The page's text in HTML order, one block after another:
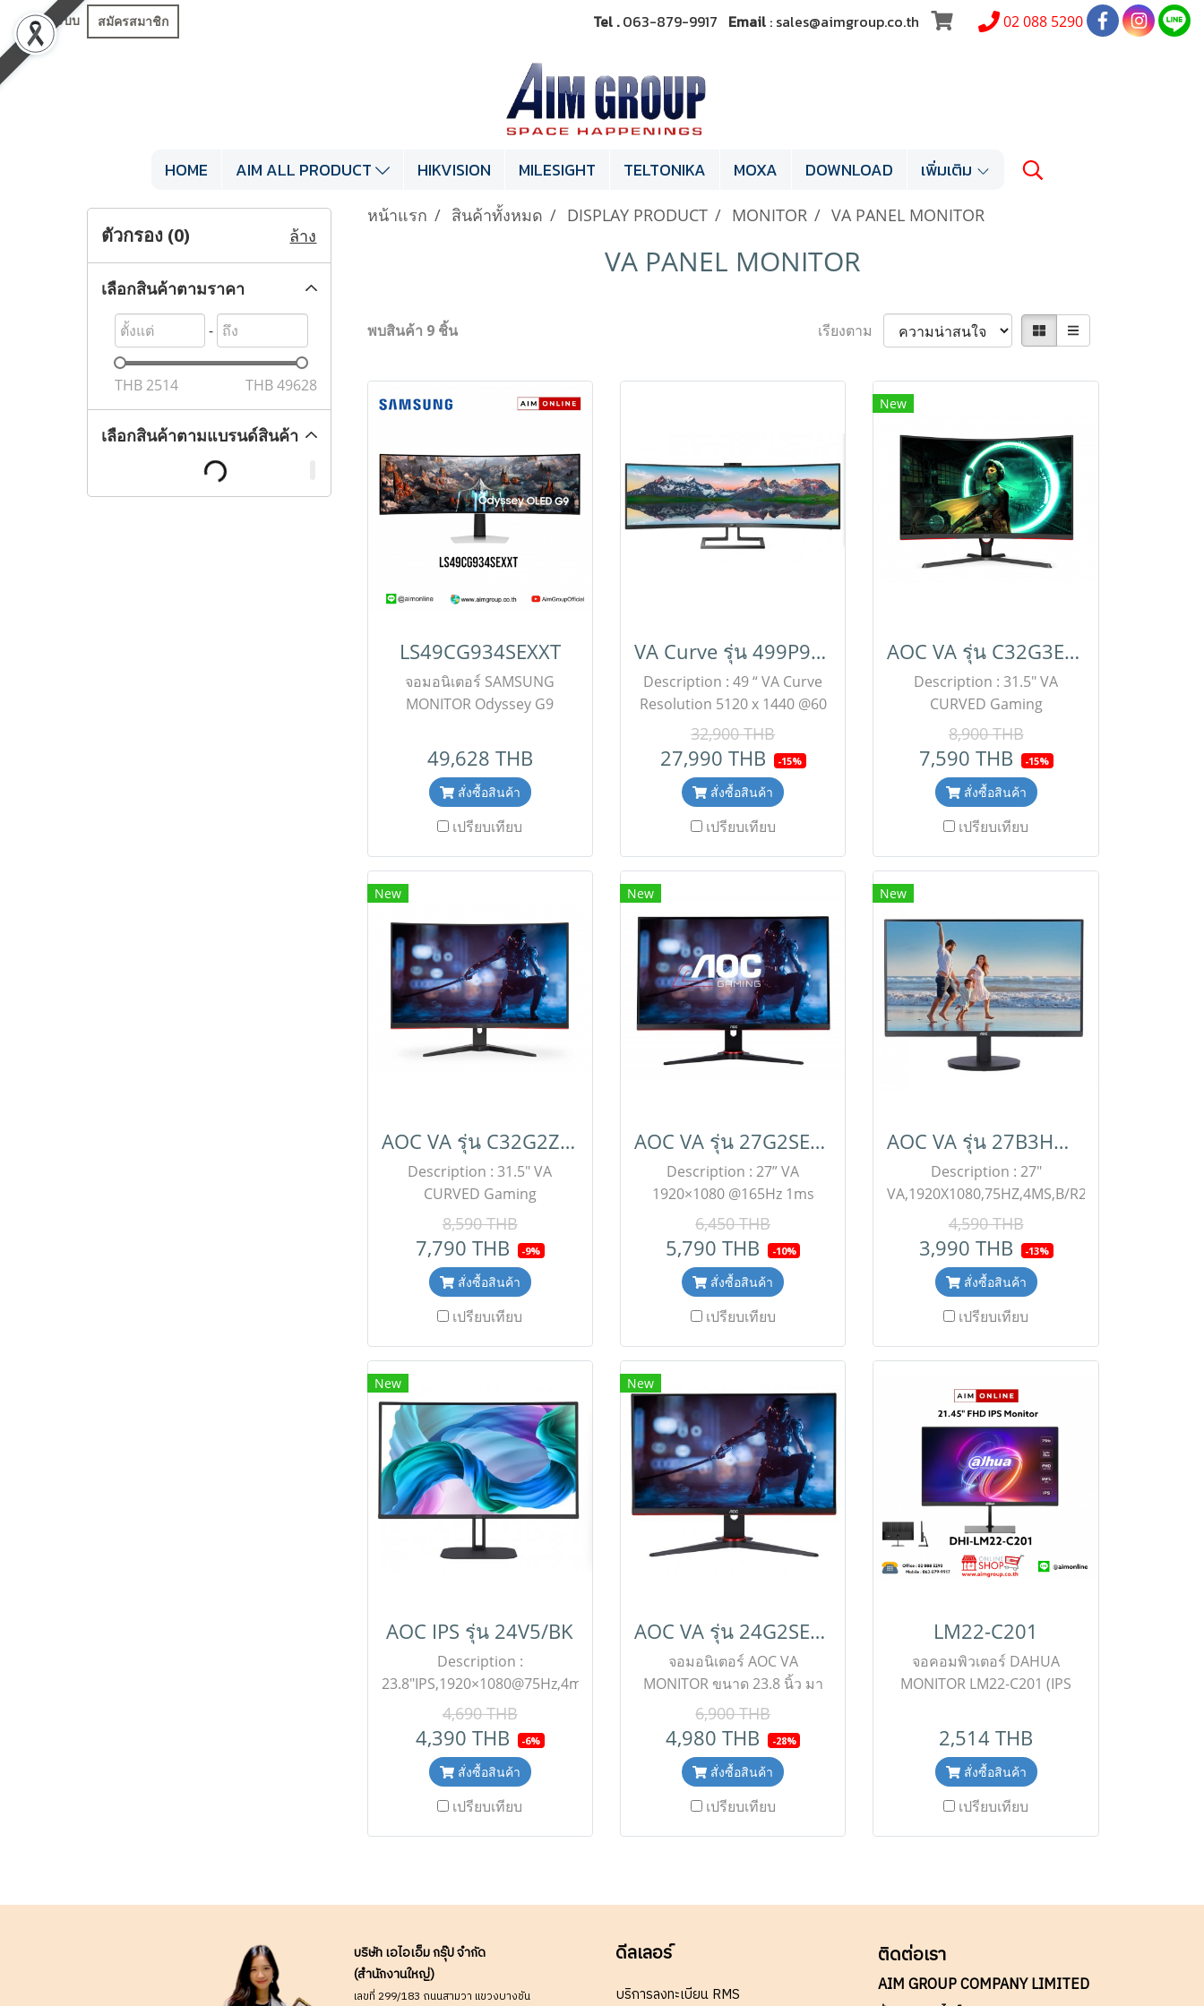
เข้าสู่ระบบ สมัครสมาชิก Tel .063-879-9917 Email : sales@aimgroup.co.th 02 088 5290
HOME AIM ALL PRODUCT HIKVISION MILESIGHT TELTONIKA MOXA DOWNLOAD เพิ่มเติม
หน้าแรก สินค้าทั้งหมด DISPLAY PRODUCT MONITOR VA PANEL MONITOR
VA PANEL MONITOR
พบสินค้า 9 ชิ้น เรียงตาม
LS49CG934SEXXT
จอมอนิเตอร์ SAMSUNG
MONITOR Odyssey G9
LS49CG934SEXXT (OLED
240Hz) ขอราคาพิเศษสำหรับ
งานโครงการติดต่อฝ่ายขาย (
สินค้ายังไม่รวมภาษีมูลค่า
เพิ่ม,ค่าขนส่ง ,ราคาอาจมีการ
เปลี่ยนแปลงได้ โดยไม่แจ้งให้
ทราบล่วงหน้า) เช็คสต๊อกสินค้า
ก่อนสั่งซื้อ หรือสอบถามข้อมูล
เพิ่มเติมติดต่อฝ่ายขาย Line ID :
@aimonline ฝ่ายขายออนไลน์ :
063-879-9917 , ฝ่ายขาย
โครงการ : 098-159-0978
#W04S86Y28-D20230731
49,628 THB
สั่งซื้อสินค้า
เปรียบเทียบ
VA Curve รุ่น 499P9H1/67
Description : 49 “ VA Curve
Resolution 5120 x 1440 @60
Hz 5 ms. Brightness 450
cd/m2 contrast 3000:1
Display port HDMIx2 , USB C
upstream Adaptive Sync ,
Build-in speaker , Web-cam
2.0 pixel , Full HD Camera
LED indictor , Window Hello
Multi-view 2 devices VESA
mouse โปรโมชั่นราคาพิเศษนี้
เฉพาะสั่งซื้อออนไลน์เท่านั้น (
สินค้ายังไม่รวมภาษีมูลค่า
เพิ่ม,ค่าขนส่ง ,ราคาอาจมีการ
เปลี่ยนแปลงได้ โดยไม่แจ้งให้
ทราบล่วงหน้า) เช็คสต๊อกสินค้า
ก่อนสั่งซื้อ Line ID :
@aimonline ฝ่ายขายออนไลน์ :
32,900 THB
27,990 THB -15%
สั่งซื้อสินค้า
เปรียบเทียบ
New
AOC VA รุ่น C32G3E/67
Description : 31.5" VA
CURVED Gaming
monitor,165Hz,FHD
1920X1080,1MS,B/R250,Adaptive
Sync,HDMI, DP, Adjustable
stand โปรโมชั่นราคาพิเศษนี้
เฉพาะสั่งซื้อออนไลน์เท่านั้น (
สินค้ายังไม่รวมภาษีมูลค่า
เพิ่ม,ค่าขนส่ง ,ราคาอาจมีการ
เปลี่ยนแปลงได้ โดยไม่แจ้งให้
ทราบล่วงหน้า) เช็คสต๊อกสินค้า
ก่อนสั่งซื้อ Line ID :
@aimonline ฝ่ายขายออนไลน์ :
063-879-9917 , ฝ่ายขาย
โครงการ : 098-159-0978 #
โปรโมชั่นจัดส่งฟรีทั่วประเทศ
8,900 THB
7,590 THB -15%
สั่งซื้อสินค้า
เปรียบเทียบ
New
AOC VA รุ่น C32G2ZE/67
Description : 31.5" VA
CURVED Gaming
monitor,0.5ms,1920x1080
@240Hz,300
cd/m²,DisplayPort1.2,
HDMI2.0, Adaptive Sync Anti-
tearing Technology, HDR
Mode Visual Enhancement
Model : A1-C32G2ZE/67 โปร
โมชั่นราคาพิเศษนี้เฉพาะสั่งซื้อ
ออนไลน์เท่านั้น ( สินค้ายังไม่
รวมภาษีมูลค่าเพิ่ม,ค่าขนส่ง
,ราคาอาจมีการเปลี่ยนแปลงได้
โดยไม่แจ้งให้ทราบล่วงหน้า)
เช็คสต๊อกสินค้าก่อนสั่งซื้อ Line
ID : @aimonline ฝ่ายขาย
ขายโครงการ : 098-159-0978
8,590 THB
7,790 THB -9%
สั่งซื้อสินค้า
เปรียบเทียบ
New
AOC VA รุ่น 27G2SE/67
Description : 27” VA
1920×1080 @165Hz 1ms
350cd/m² VGA×1 / HDMI1.4×
2 / DisplayPort1.2×1 ,
Adaptive Sync, normal stand
,Black & Red โปรโมชั่นราคา
พิเศษนี้เฉพาะสั่งซื้อออนไลน์
เท่านั้น ( สินค้ายังไม่รวมภาษี
มูลค่าเพิ่ม,ค่าขนส่ง ,ราคาอาจมี
การเปลี่ยนแปลงได้ โดยไม่แจ้ง
ให้ทราบล่วงหน้า) เช็คสต๊อก
สินค้าก่อนสั่งซื้อ Line ID :
@aimonline ฝ่ายขายออนไลน์ :
063-879-9917 , ฝ่ายขาย
โครงการ : 098-159-0978 #
โปรโมชั่นจัดส่งฟรีทั่วประเทศ
6,450 THB
5,790 THB -10%
สั่งซื้อสินค้า
เปรียบเทียบ
New
AOC VA รุ่น 27B3HM/67
Description : 27"
VA,1920X1080,75HZ,4MS,B/R250,Adaptive
Sync,Wall-Mount100mm×
100mm, VGA×1/HDMI1.4×1
โปรโมชั่นราคาพิเศษนี้เฉพาะสั่ง
ซื้อออนไลน์เท่านั้น ( สินค้ายังไม่
รวมภาษีมูลค่าเพิ่ม,ค่าขนส่ง
,ราคาอาจมีการเปลี่ยนแปลงได้
โดยไม่แจ้งให้ทราบล่วงหน้า)
ID : @aimonline ฝ่ายขาย
ออนไลน์ : 063-879-9917 , ฝ่าย
ขายโครงการ : 098-159-0978
4,590 THB
3,990 THB -13%
สั่งซื้อสินค้า
เปรียบเทียบ
New
AOC IPS รุ่น 24V5/BK
Description :
23.8"IPS,1920×1080@75Hz,4ms,
DisplayPort, HDMI,Wall
Mount,Adjustable Stand โปร
โมชั่นราคาพิเศษนี้เฉพาะสั่งซื้อ
ออนไลน์เท่านั้น ( สินค้ายังไม่
รวมภาษีมูลค่าเพิ่ม,ค่าขนส่ง
,ราคาอาจมีการเปลี่ยนแปลงได้
โดยไม่แจ้งให้ทราบล่วงหน้า)
ออนไลน์ : 063-879-9917 , ฝ่าย
4,690 THB
4,390 THB -6%
สั่งซื้อสินค้า
เปรียบเทียบ
New
AOC VA รุ่น 24G2SE/67
จอมอนิเตอร์ AOC VA
MONITOR ขนาด 23.8 นิ้ว มา
พร้อมโหมด HDR พร้อมช่วง
sRGB 126% ให้การสร้างสีที่
สมจริงด้วยมุมมองที่กว้าง อัตรา
การรีเฟรช 165 Hz, เวลาตอบ
สนอง 1ms และเทคโนโลยี
Adaptive Sync Description :
23.8” VA 1920×1080 1ms
DisplayPort1.2×1 , Adaptive
นราคาพิเศษนี้เฉพาะสั่งซื้อ
รวมภาษีมูลค่าเพิ่ม,ค่าขนส่ง
6,900 THB
4,980 THB -28%
สั่งซื้อสินค้า
เปรียบเทียบ
LM22-C201
จอคอมพิวเตอร์ DAHUA
MONITOR LM22-C201 (IPS
ประสิทธิภาพการรับชมรอบด้าน
เทคโนโลยีแสงสีฟ้าต่ำสามารถ
รองรับประสบการณ์การรับชมที่
สะดวกสบาย Adaptive Sync
สามารถแก้ปัญหาการแลคและ
การฉีกขาดของภาพได้อย่างมี
@aimonline Tel : 02-088-5290
Facebook : aimgrouponline
***( สินค้ายังไม่รวมภาษีมูลค่า
2,514 THB
สั่งซื้อสินค้า
เปรียบเทียบ
ตัวกรอง (0) ล้าง
เลือกสินค้าตามราคา
-
THB 2514 THB49628
เลือกสินค้าตามแบรนด์สินค้า
บริษัท เอไอเอ็ม กรุ๊ป จำกัด
(สำนักงานใหญ่)
เลขที่ 299/183 ถนนสามวา แขวงบางชัน
ดีลเลอร์
บริการลงทะเบียน RMS
ติดต่อเรา
AIM GROUP COMPANY LIMITED